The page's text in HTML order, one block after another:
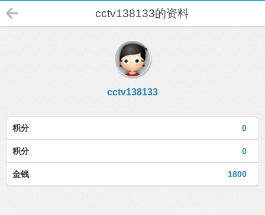
cctv138133的资料
cctv138133
0
积分
0
积分
1800
金钱